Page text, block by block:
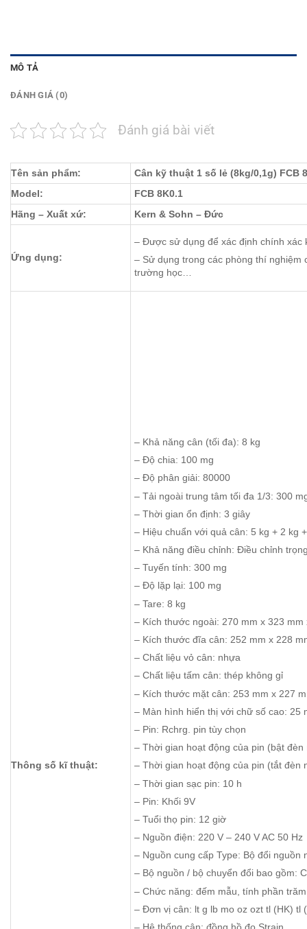
MÔ TẢ
ĐÁNH GIÁ (0)
Đánh giá bài viết
Tên sản phẩm:
Cân kỹ thuật 1 số lẻ (8kg/0,1g) FCB
Model:
FCB 8K0.1
Hãng – Xuất xứ:
Kern & Sohn – Đức
Ứng dụng:
– Được sử dụng để xác định chính xác
– Sử dụng trong các phòng thí
trường học…
Thông số kĩ thuật:
– Khả năng cân (tối đa): 8 kg
– Ðộ chia: 100 mg
– Độ phân giải: 80000
– Tải ngoài trung tâm tối đa 1/3: 300
– Thời gian ổn định: 3 giây
– Hiệu chuẩn với quả cân: 5 kg + 2 kg
– Khả năng điều chỉnh: Điều chỉnh
– Tuyến tính: 300 mg
– Độ lặp lại: 100 mg
– Tare: 8 kg
– Kích thước ngoài: 270 mm x 323 mm
– Kích thước đĩa cân: 252 mm x 228
– Chất liệu vỏ cân: nhựa
– Chất liệu tấm cân: thép không gỉ
– Kích thước mặt cân: 253 mm x 227
– Màn hình hiển thị với chữ số cao: 25
– Pin: Rchrg. pin tùy chọn
– Thời gian hoạt động của pin (bật đèn
– Thời gian hoạt động của pin (tắt đèn
– Thời gian sạc pin: 10 h
– Pin: Khối 9V
– Tuổi thọ pin: 12 giờ
– Nguồn điện: 220 V – 240 V AC 50 Hz
– Nguồn cung cấp Type: Bộ đổi nguồn
– Bộ nguồn / bộ chuyển đổi bao gồm:
– Chức năng: đếm mẫu, tính phần
– Đơn vị cân: lt g lb mo oz ozt tl (HK) tl